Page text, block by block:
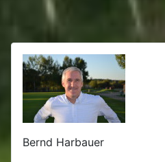
Bernd Harbauer